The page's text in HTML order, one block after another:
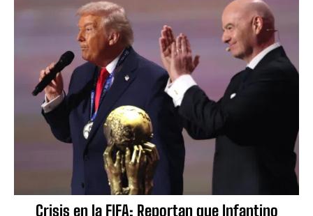
Crisis en la FIFA: Reportan que Infantino